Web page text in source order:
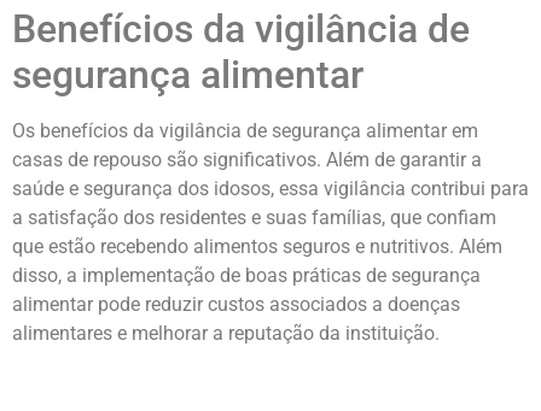
Benefícios da vigilância de
segurança alimentar
Os benefícios da vigilância de segurança alimentar em
casas de repouso são significativos. Além de garantir a
saúde e segurança dos idosos, essa vigilância contribui para
a satisfação dos residentes e suas famílias, que confiam
que estão recebendo alimentos seguros e nutritivos. Além
disso, a implementação de boas práticas de segurança
alimentar pode reduzir custos associados a doenças
alimentares e melhorar a reputação da instituição.